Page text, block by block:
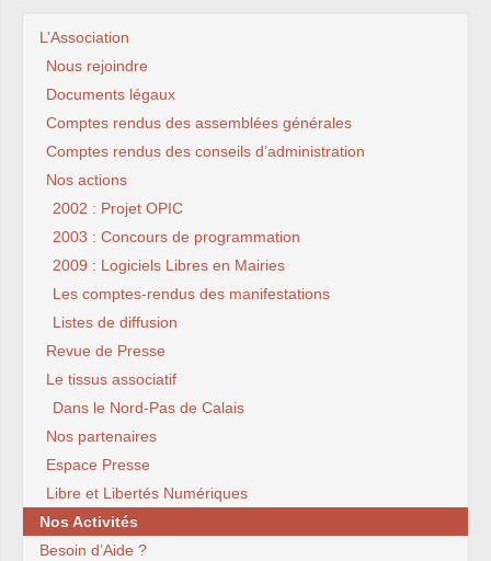
L’Association
Nous rejoindre
Documents légaux
Comptes rendus des assemblées générales
Comptes rendus des conseils d’administration
Nos actions
2002 : Projet OPIC
2003 : Concours de programmation
2009 : Logiciels Libres en Mairies
Les comptes-rendus des manifestations
Listes de diffusion
Revue de Presse
Le tissus associatif
Dans le Nord-Pas de Calais
Nos partenaires
Espace Presse
Libre et Libertés Numériques
Nos Activités
Besoin d’Aide ?